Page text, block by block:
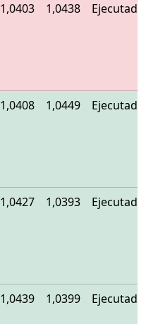
1,0403 1,0438 Ejecutado
1,0408 1,0449 Ejecutado
1,0427 1,0393 Ejecutado
1,0439 1,0399 Ejecutado